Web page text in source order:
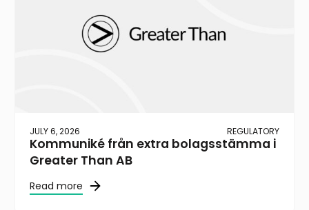
JULY 6, 2026 REGULATORY
Kommuniké från extra bolagsstämma i
Greater Than AB
Read more